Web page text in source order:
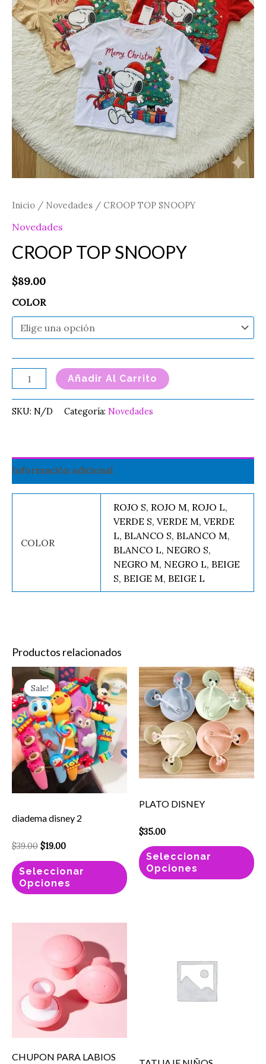
Inicio / Novedades / CROOP TOP SNOOPY
Novedades
CROOP TOP SNOOPY
$89.00
COLOR
Añadir Al Carrito
SKU: N/D Categoría: Novedades
Información adicional
COLOR
ROJO S, ROJO M, ROJO L,
VERDE S, VERDE M, VERDE
L, BLANCO S, BLANCO M,
BLANCO L, NEGRO S,
NEGRO M, NEGRO L, BEIGE
S, BEIGE M, BEIGE L
Productos relacionados
Sale!
Sale!
diadema disney 2
$39.00
Original
price
was:
$39.00.
$19.00
Current
price
is:
$19.00.
Seleccionar
Opciones
Este
producto
tiene
múltiples
variantes.
Las
opciones
elegir
página
PLATO DISNEY
$35.00
Seleccionar
Opciones
la
CHUPON PARA LABIOS
ULTRAMO
cantidad
cantidad